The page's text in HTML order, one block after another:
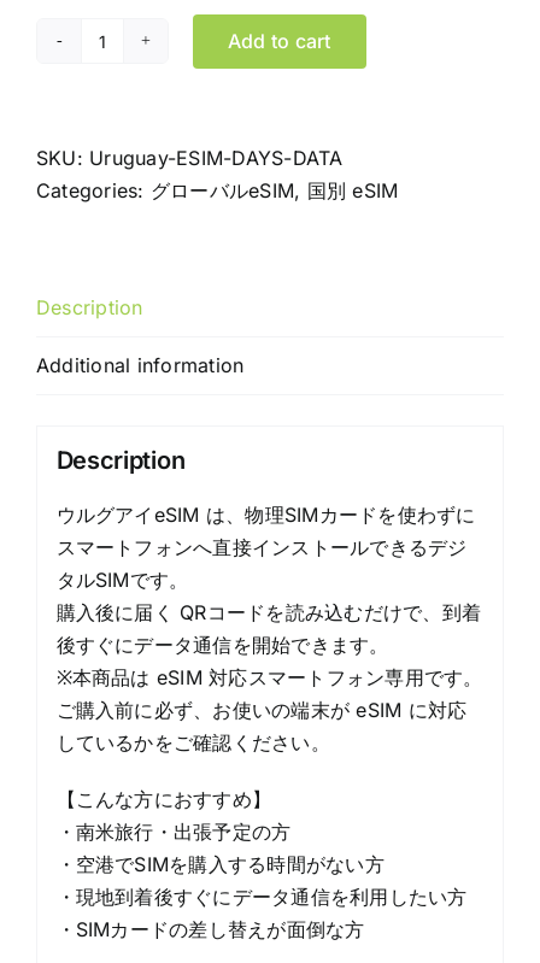
ウ
ア
イ
タ
用
ン
quantity
Add to cart
SKU: Uruguay-ESIM-DAYS-DATA
Categories: グローバルeSIM, 国別 eSIM
Description
Additional information
Description
ウルグアイeSIM は、物理SIMカードを使わずに
スマートフォンへ直接インストールできるデジ
タルSIMです。
購入後に届く QRコードを読み込むだけで、到着
後すぐにデータ通信を開始できます。
※本商品は eSIM 対応スマートフォン専用です。
ご購入前に必ず、お使いの端末が eSIM に対応
しているかをご確認ください。
【こんな方におすすめ】
・南米旅行・出張予定の方
・空港でSIMを購入する時間がない方
・現地到着後すぐにデータ通信を利用したい方
・SIMカードの差し替えが面倒な方